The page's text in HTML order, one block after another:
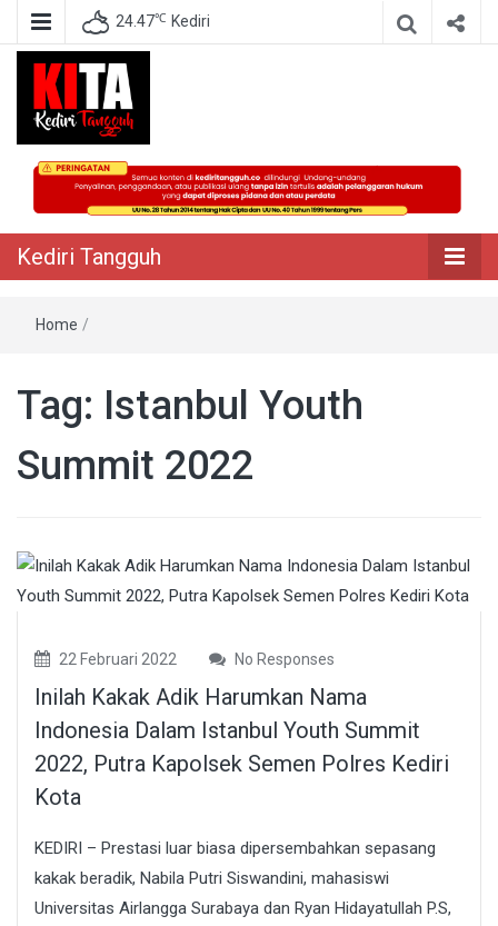
24.47℃ Kediri
Kediri Tangguh
Berita Akurat Terpercaya
Kediri Tangguh
Home /
Tag: Istanbul Youth
Summit 2022
22 Februari 2022 No Responses
Inilah Kakak Adik Harumkan Nama
Indonesia Dalam Istanbul Youth Summit
2022, Putra Kapolsek Semen Polres Kediri
Kota
KEDIRI – Prestasi luar biasa dipersembahkan sepasang
kakak beradik, Nabila Putri Siswandini, mahasiswi
Universitas Airlangga Surabaya dan Ryan Hidayatullah P.S,